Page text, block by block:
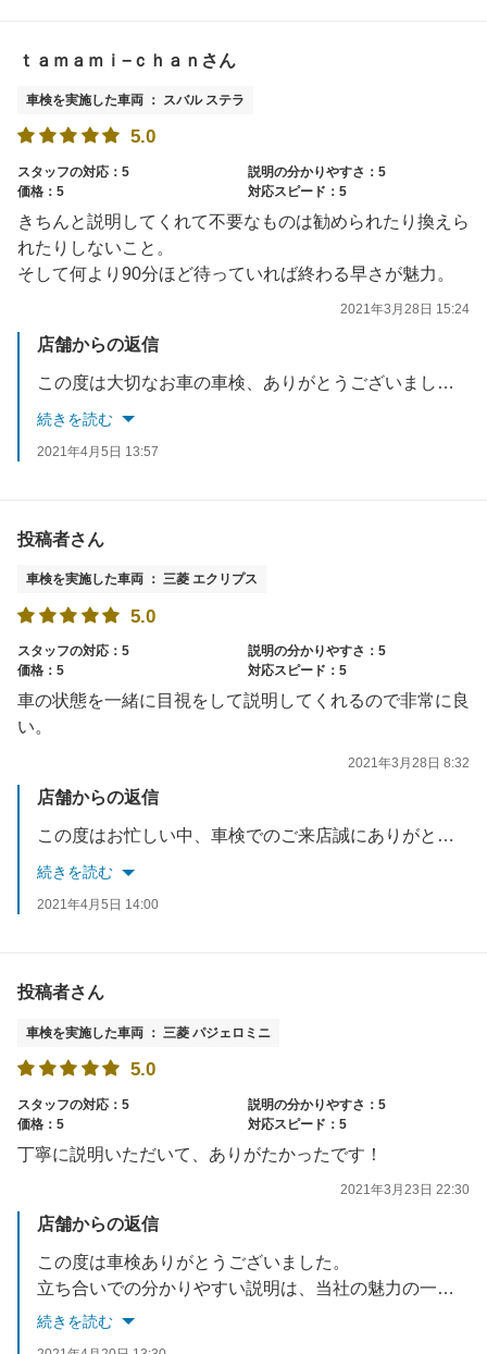
ｔａｍａｍｉ−ｃｈａｎさん
車検を実施した車両 ： スバル ステラ
5.0
スタッフの対応：5
説明の分かりやすさ：5
価格：5
対応スピード：5
きちんと説明してくれて不要なものは勧められたり換えら
れたりしないこと。
そして何より90分ほど待っていれば終わる早さが魅力。
2021年3月28日 15:24
店舗からの返信
この度は大切なお車の車検、ありがとうございました。立ち合い車検の「速い」というメリットだけではなく、当社が普段より心がけております、「分かりやすく丁寧に」というところも伝わり、大変うれしく感じております。ぜひ今後もオイル交換などでの、ご来店を心よりお待ちしております。
続きを読む
2021年4月5日 13:57
投稿者さん
車検を実施した車両 ： 三菱 エクリプス
5.0
スタッフの対応：5
説明の分かりやすさ：5
価格：5
対応スピード：5
車の状態を一緒に目視をして説明してくれるので非常に良
い。
2021年3月28日 8:32
店舗からの返信
この度はお忙しい中、車検でのご来店誠にありがとうございました。お車を一緒に見て頂きながらの立ち合い車検は、やっぱりお客様も安心して頂けるのだと改めて実感致しました。今後もすべてのお客様に「安心」をお届けいたします。ありがとうございました。
続きを読む
2021年4月5日 14:00
投稿者さん
車検を実施した車両 ： 三菱 パジェロミニ
5.0
スタッフの対応：5
説明の分かりやすさ：5
価格：5
対応スピード：5
丁寧に説明いただいて、ありがたかったです！
2021年3月23日 22:30
店舗からの返信
この度は車検ありがとうございました。
立ち合いでの分かりやすい説明は、当社の魅力の一つであり皆様にも大変喜んでいただいております。
またご不明な点等ございましたら、いつでもなんでもお気軽にお問い合わせください。
続きを読む